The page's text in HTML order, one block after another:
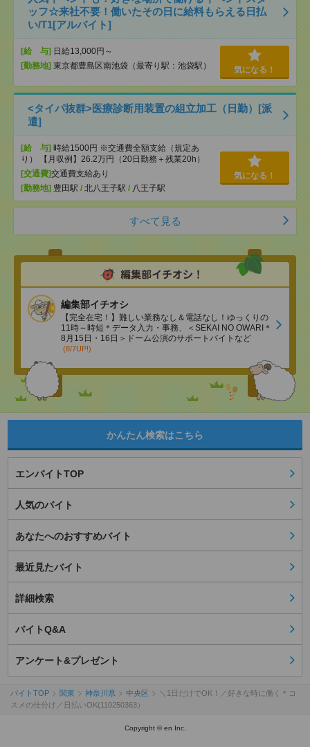
ッフ☆来社不要！働いたその日に給料もらえる日払
い/T1[アルバイト]
[給 与] 日給13,000円～
[勤務地] 東京都豊島区南池袋（最寄り駅：池袋駅） 気になる！
<タイパ抜群>医療診断用装置の組立加工（日勤）[派
遣]
[給 与] 時給1500円 ※交通費全額支給（規定あ
り） 【月収例】26.2万円（20日勤務＋残業20h）
[交通費]交通費支給あり
[勤務地] 豊田駅 / 北八王子駅 / 八王子駅
気になる！
すべて見る
編集部イチオシ
【完全在宅！】難しい業務なし＆電話なし！ゆっくりの
11時～時短＊データ入力・事務、＜SEKAI NO OWARI＊
8月15日・16日＞ドーム公演のサポートバイトなど
(8/7UP!)
かんたん検索はこちら
エンバイトTOP
人気のバイト
あなたへのおすすめバイト
最近見たバイト
詳細検索
バイトQ&A
アンケート&プレゼント
バイトTOP 関東 神奈川県 中央区
＼1日だけでOK！／好きな時に働く＊コ
スメの仕分け／日払いOK(110250363）
Copyright © en Inc.